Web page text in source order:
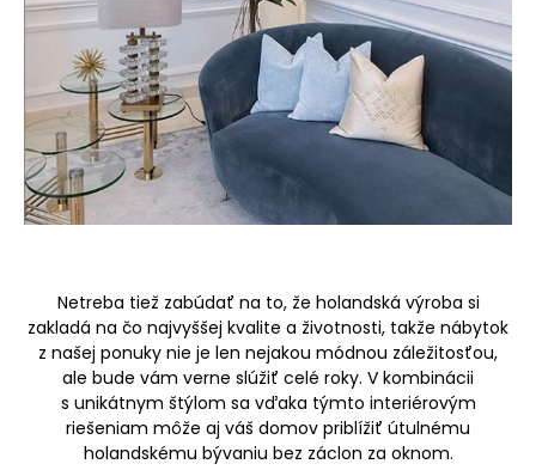
Netreba tiež zabúdať na to, že holandská výroba si
zakladá na čo najvyššej kvalite a životnosti, takže nábytok
z našej ponuky nie je len nejakou módnou záležitosťou,
ale bude vám verne slúžiť celé roky. V kombinácii
s unikátnym štýlom sa vďaka týmto interiérovým
riešeniam môže aj váš domov priblížiť útulnému
holandskému bývaniu bez záclon za oknom.